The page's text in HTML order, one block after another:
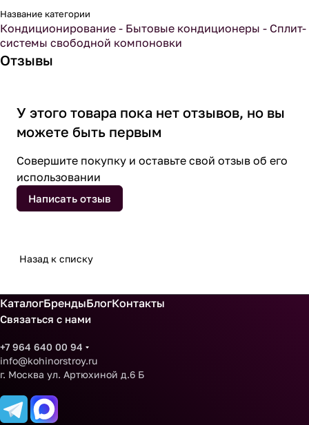
Название категории
Кондиционирование - Бытовые кондиционеры - Сплит-
системы свободной компоновки
Отзывы
У этого товара пока нет отзывов, но вы
можете быть первым
Совершите покупку и оставьте свой отзыв об его
использовании
Написать отзыв
Назад к списку
КаталогБрендыБлогКонтакты
Связаться с нами
+7 964 640 00 94
info@kohinorstroy.ru
г. Москва ул. Артюхиной д.6 Б